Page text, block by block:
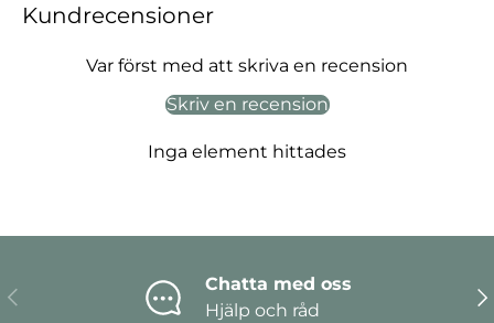
Kundrecensioner
Var först med att skriva en recension
Skriv en recension
Inga element hittades
Föregående
Chatta med oss
Hjälp och råd